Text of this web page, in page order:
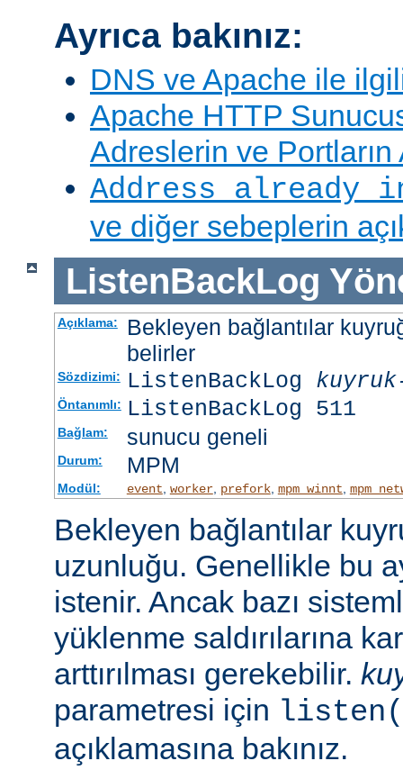
Ayrıca bakınız:
DNS ve Apache ile
Apache HTTP
Adreslerin ve Portların
Address already
ve diğer sebeplerin
ListenBackLog
Açıklama:
Bekleyen bağlantılar
belirler
Sözdizimi: ListenBackLog
Öntanımlı: ListenBackLog 511
Bağlam: sunucu geneli
Durum: MPM
Modül: event, worker, prefork, mpm_winnt,
Bekleyen bağlantılar
uzunluğu. Genellikle bu
istenir. Ancak bazı
yüklenme saldırılarına
arttırılması gerekebilir.
parametresi için
açıklamasına bakınız.